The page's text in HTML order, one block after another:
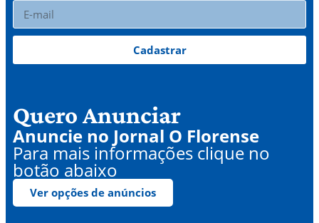
Cadastrar
Quero Anunciar
Anuncie no Jornal O Florense
Para mais informações clique no
botão abaixo
Ver opções de anúncios